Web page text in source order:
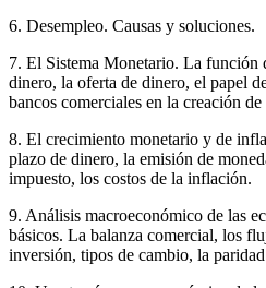
6. Desempleo. Causas y soluciones.
7. El Sistema Monetario. La función
dinero, la oferta de dinero, el papel
bancos comerciales en la creación
8. El crecimiento monetario y de
plazo de dinero, la emisión de
impuesto, los costos de la inflación.
9. Análisis macroeconómico de las
básicos. La balanza comercial, los
inversión, tipos de cambio, la